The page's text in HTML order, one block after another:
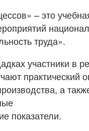
– это
труда».
участники в
практический
а
показатели.